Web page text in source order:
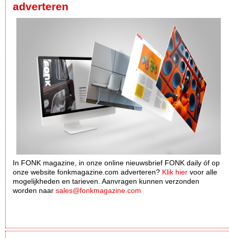
adverteren
In FONK magazine, in onze online nieuwsbrief FONK daily óf op
onze website fonkmagazine.com adverteren? Klik hier voor alle
mogelijkheden en tarieven. Aanvragen kunnen verzonden
worden naar sales@fonkmagazine.com